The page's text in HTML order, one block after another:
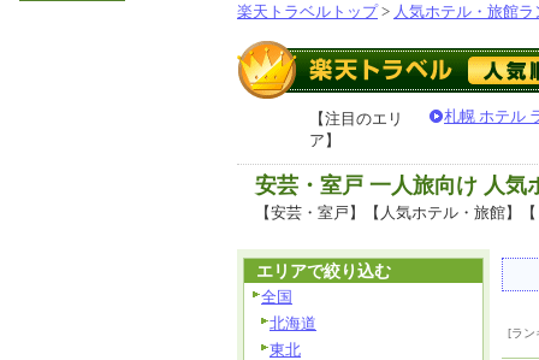
楽天トラベルトップ> 人気ホテル・旅館ラ
【注目のエリ
ア】
札幌 ホテル
安芸・室戸 一人旅向け 人気
【安芸・室戸】【人気ホテル・旅館】
[ラン
エリアで絞り込む
全国
北海道
東北